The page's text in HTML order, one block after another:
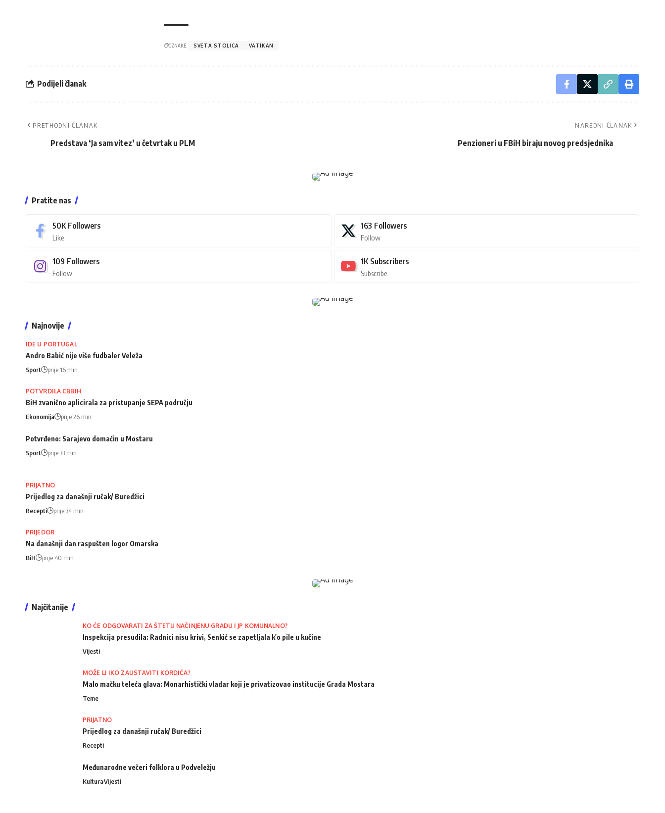
OZNAKE: SVETA STOLICA VATIKAN
Podijeli članak
PRETHODNI ČLANAK
Predstava ‘Ja sam vitez’ u četvrtak u PLM
NAREDNI ČLANAK
Penzioneri u FBiH biraju novog predsjednika
Pratite nas
50K Followers
Like
163 Followers
Follow
109 Followers
Follow
1K Subscribers
Subscribe
Najnovije
IDE U PORTUGAL
Andro Babić nije više fudbaler Veleža
Sport prije 16 min
POTVRDILA CBBIH
BiH zvanično aplicirala za pristupanje SEPA području
Ekonomija prije 26 min
Potvrđeno: Sarajevo domaćin u Mostaru
Sport prije 33 min
PRIJATNO
Prijedlog za današnji ručak/ Buredžici
Recepti prije 34 min
PRIJEDOR
Na današnji dan raspušten logor Omarska
BiH prije 40 min
Najčitanije
KO ĆE ODGOVARATI ZA ŠTETU NAČINJENU GRADU I JP KOMUNALNO?
Inspekcija presudila: Radnici nisu krivi, Senkić se zapetljala k'o pile u kučine
Vijesti
MOŽE LI IKO ZAUSTAVITI KORDIĆA?
Malo mačku teleća glava: Monarhistički vladar koji je privatizovao institucije Grada Mostara
Teme
PRIJATNO
Prijedlog za današnji ručak/ Buredžici
Recepti
Međunarodne večeri folklora u Podveležju
KulturaVijesti